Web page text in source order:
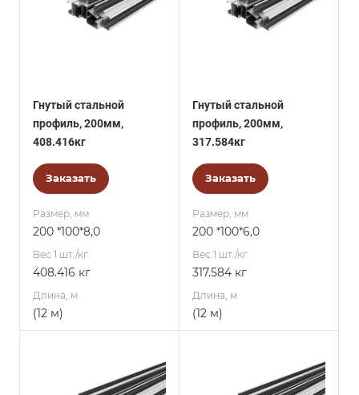
Гнутый стальной
профиль, 200мм,
408.416кг
Заказать
Размер, мм
200 *100*8,0
Вес 1 шт./кг.
408.416 кг
Длина, м
(12 м)
Гнутый стальной
профиль, 200мм,
317.584кг
Заказать
Размер, мм
200 *100*6,0
Вес 1 шт./кг.
317.584 кг
Длина, м
(12 м)